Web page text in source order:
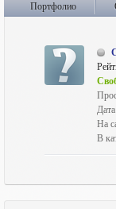
Портфолио
На
В